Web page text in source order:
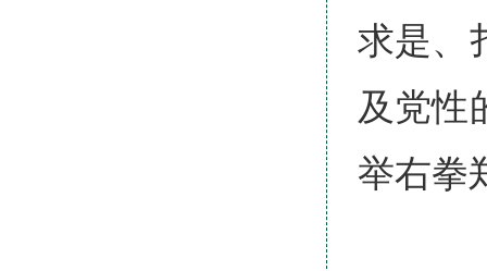
求是、
及党性
举右拳